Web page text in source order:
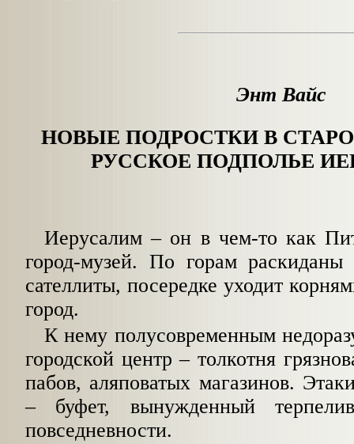
Энт Вайс
НОВЫЕ ПОДРОСТКИ В
РУССКОЕ ПОДПОЛЬЕ
Иерусалим – он в чем-то как
город-музей. По горам
сателлиты, посередке уходит
город.
К нему полусовременным
городской центр – толкотня
пабов, аляповатых магазинов.
– буфет, вынужденный
повседневности.